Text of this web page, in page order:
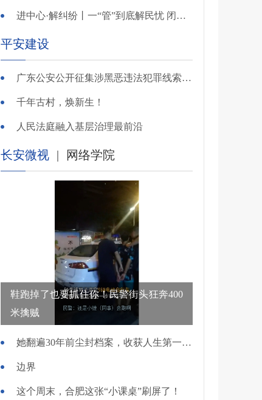
进中心·解纠纷丨一“管”到底解民忧 闭环调处化纠纷
平安建设
广东公安公开征集涉黑恶违法犯罪线索，26个举报电话公布
千年古村，焕新生！
人民法庭融入基层治理最前沿
长安微视 | 网络学院
鞋跑掉了也要抓住你！民警街头狂奔400
米擒贼
她翻遍30年前尘封档案，收获人生第一面锦旗
边界
这个周末，合肥这张“小课桌”刷屏了！